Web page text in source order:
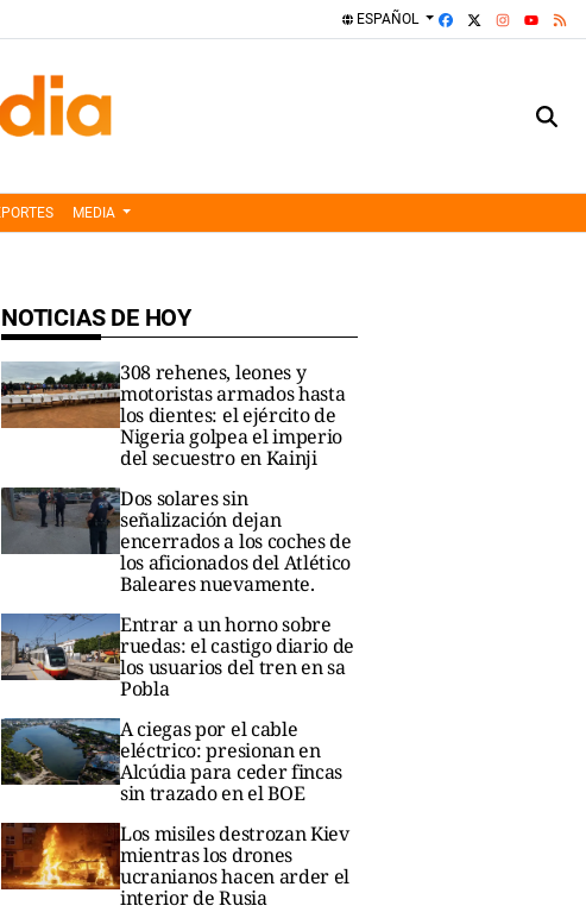
ESPAÑOL FACEBOOK
YOUTUBE
MEDIA
NOTICIAS DE HOY
308 rehenes, leones y
motoristas armados hasta
los dientes: el ejército de
Nigeria golpea el imperio
del secuestro en Kainji
Dos solares sin
señalización dejan
encerrados a los coches de
los aficionados del Atlético
Baleares nuevamente.
Entrar a un horno sobre
ruedas: el castigo diario de
los usuarios del tren en sa
Pobla
A ciegas por el cable
eléctrico: presionan en
Alcúdia para ceder fincas
sin trazado en el BOE
Los misiles destrozan Kiev
mientras los drones
ucranianos hacen arder el
interior de Rusia